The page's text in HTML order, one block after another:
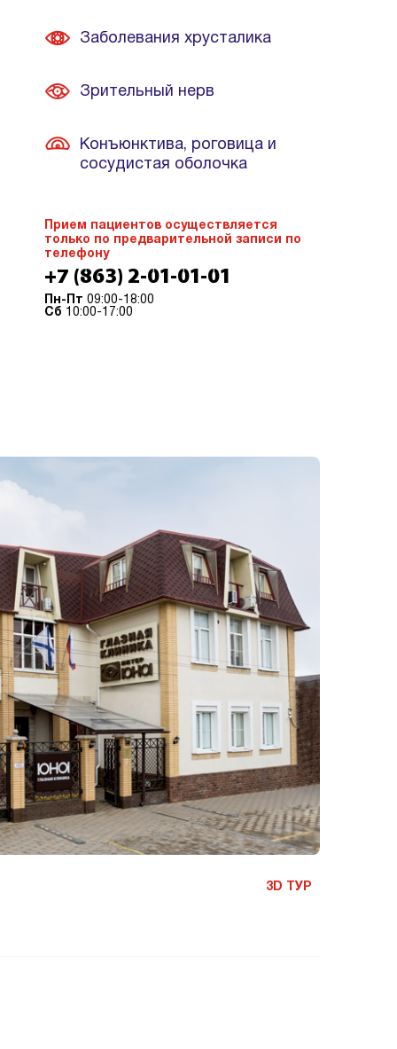
Заболевания хрусталика
Зрительный нерв
Конъюнктива, роговица и
сосудистая оболочка
Прием пациентов осуществляется
только по предварительной записи по
телефону
+7 (863) 2-01-01-01
Пн-Пт 09:00-18:00
Сб 10:00-17:00
3D ТУР